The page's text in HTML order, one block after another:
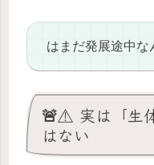
はまだ発展途中な
🚨⚠️ 実は「生
はない